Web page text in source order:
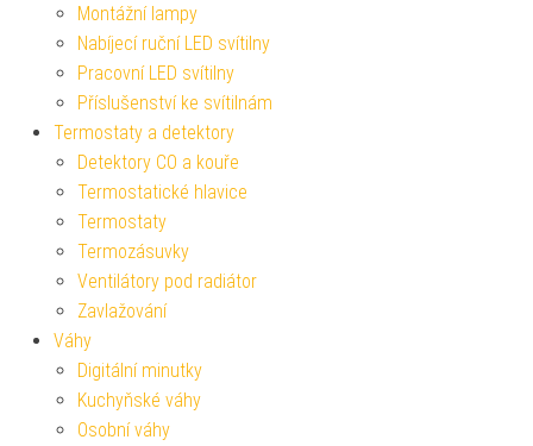
Montážní lampy
Nabíjecí ruční LED svítilny
Pracovní LED svítilny
Příslušenství ke svítilnám
Termostaty a detektory
Detektory CO a kouře
Termostatické hlavice
Termostaty
Termozásuvky
Ventilátory pod radiátor
Zavlažování
Váhy
Digitální minutky
Kuchyňské váhy
Osobní váhy